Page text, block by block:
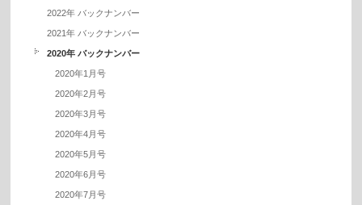
2022年 バックナンバー
2021年 バックナンバー
2020年 バックナンバー
2020年1月号
2020年2月号
2020年3月号
2020年4月号
2020年5月号
2020年6月号
2020年7月号